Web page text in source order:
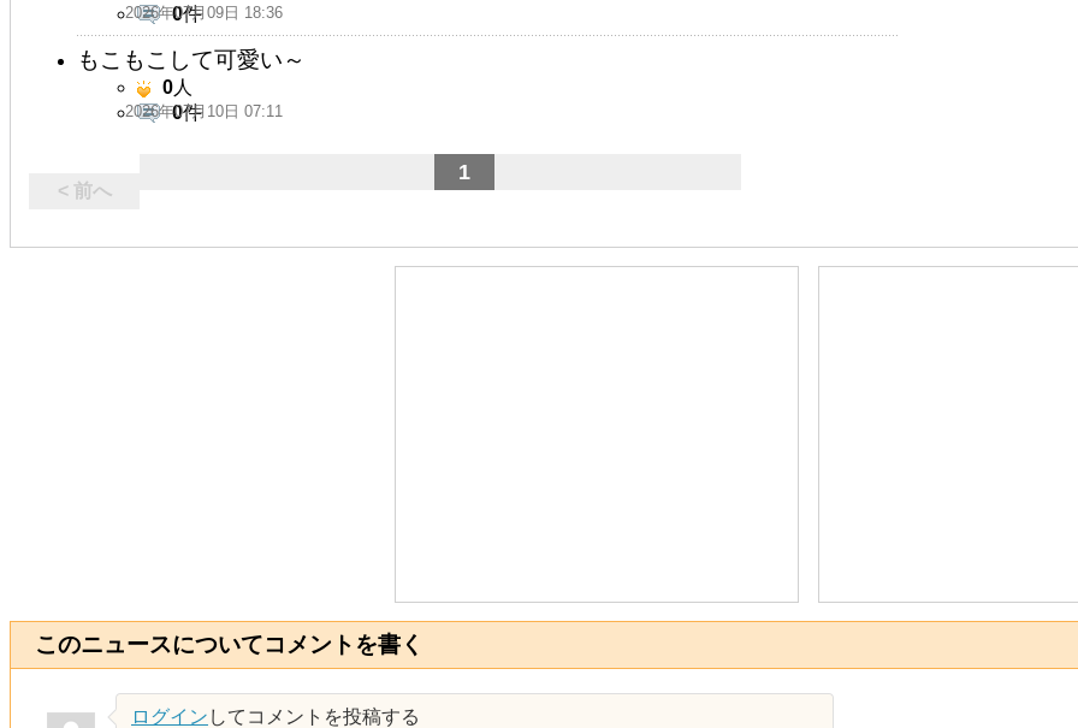
2026年07月09日 18:36
0件
もこもこして可愛い～
2026年07月10日 07:11
0人
0件
< 前へ
1
このニュースについてコメントを書く
ログイン してコメントを投稿する